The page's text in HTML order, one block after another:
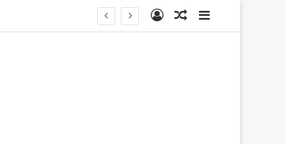
Log InRandom Article
Sidebar